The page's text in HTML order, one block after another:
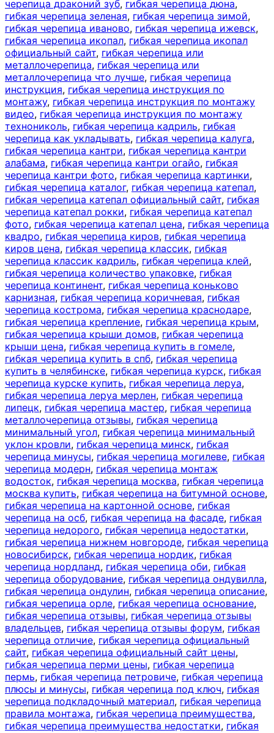
черепица драконий зуб, гибкая черепица дюна,
гибкая черепица зеленая, гибкая черепица зимой,
гибкая черепица иваново, гибкая черепица ижевск,
гибкая черепица икопал, гибкая черепица икопал
официальный сайт, гибкая черепица или
металлочерепица, гибкая черепица или
металлочерепица что лучше, гибкая черепица
инструкция, гибкая черепица инструкция по
монтажу, гибкая черепица инструкция по монтажу
видео, гибкая черепица инструкция по монтажу
технониколь, гибкая черепица кадриль, гибкая
черепица как укладывать, гибкая черепица калуга,
гибкая черепица кантри, гибкая черепица кантри
алабама, гибкая черепица кантри огайо, гибкая
черепица кантри фото, гибкая черепица картинки,
гибкая черепица каталог, гибкая черепица катепал,
гибкая черепица катепал официальный сайт, гибкая
черепица катепал рокки, гибкая черепица катепал
фото, гибкая черепица катепал цена, гибкая черепица
квадро, гибкая черепица киров, гибкая черепица
киров цена, гибкая черепица классик, гибкая
черепица классик кадриль, гибкая черепица клей,
гибкая черепица количество упаковке, гибкая
черепица континент, гибкая черепица коньково
карнизная, гибкая черепица коричневая, гибкая
черепица кострома, гибкая черепица краснодаре,
гибкая черепица крепление, гибкая черепица крым,
гибкая черепица крыши домов, гибкая черепица
крыши цена, гибкая черепица купить в гомеле,
гибкая черепица купить в спб, гибкая черепица
купить в челябинске, гибкая черепица курск, гибкая
черепица курске купить, гибкая черепица леруа,
гибкая черепица леруа мерлен, гибкая черепица
липецк, гибкая черепица мастер, гибкая черепица
металлочерепица отзывы, гибкая черепица
минимальный угол, гибкая черепица минимальный
уклон кровли, гибкая черепица минск, гибкая
черепица минусы, гибкая черепица могилеве, гибкая
черепица модерн, гибкая черепица монтаж
водосток, гибкая черепица москва, гибкая черепица
москва купить, гибкая черепица на битумной основе,
гибкая черепица на картонной основе, гибкая
черепица на осб, гибкая черепица на фасаде, гибкая
черепица недорого, гибкая черепица недостатки,
гибкая черепица нижнем новгороде, гибкая черепица
новосибирск, гибкая черепица нордик, гибкая
черепица нордланд, гибкая черепица оби, гибкая
черепица оборудование, гибкая черепица ондувилла,
гибкая черепица ондулин, гибкая черепица описание,
гибкая черепица орле, гибкая черепица основание,
гибкая черепица отзывы, гибкая черепица отзывы
владельцев, гибкая черепица отзывы форум, гибкая
черепица отличие, гибкая черепица официальный
сайт, гибкая черепица официальный сайт цены,
гибкая черепица перми цены, гибкая черепица
пермь, гибкая черепица петровиче, гибкая черепица
плюсы и минусы, гибкая черепица под ключ, гибкая
черепица подкладочный материал, гибкая черепица
правила монтажа, гибкая черепица преимущества,
гибкая черепица преимущества недостатки, гибкая